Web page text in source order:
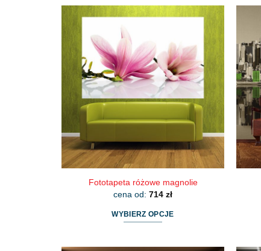
Fototapeta różowe magnolie
cena od: 714 zł
WYBIERZ OPCJE